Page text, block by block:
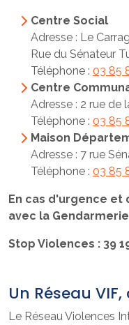
Centre Social
Adresse : Le
Rue du Sénateur
Téléphone : 03 85
Centre
Adresse : 2 rue de
Téléphone : 03 85
Maison
Adresse : 7 rue
Téléphone : 03 85
En cas d'urgence
avec la
Stop Violences : 39
Un Réseau
Le Réseau Violences